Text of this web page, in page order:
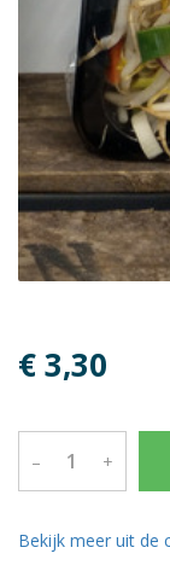
€ 3,30
– +
Bekijk meer uit de